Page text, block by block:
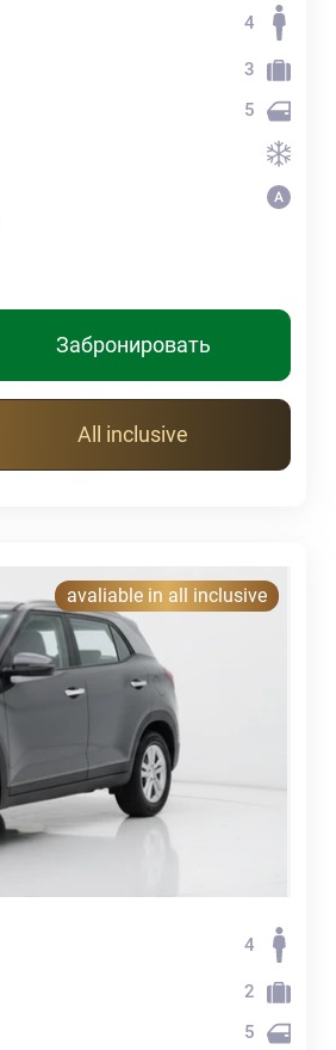
4
3
5
Забронировать
All inclusive
avaliable in all inclusive
4
2
5